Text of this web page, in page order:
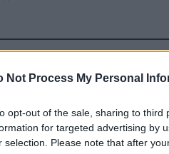
Not Process My Personal
opt-out of the sale, sharing to
for targeted advertising by
selection. Please note that after
vom Teller auf. Für vier
verputzt der Army-Veteran
in jene zwei Panzerrohre,